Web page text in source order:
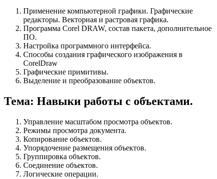
Применение компьютерной графики. Графические
редакторы. Векторная и растровая графика.
Программа Corel DRAW, состав пакета, дополнительное
ПО.
Настройка программного интерфейса.
Способы создания графического изображения в
CorelDraw
Графические примитивы.
Выделение и преобразование объектов.
Тема: Навыки работы с объектами.
Управление масштабом просмотра объектов.
Режимы просмотра документа.
Копирование объектов.
Упорядочение размещения объектов.
Группировка объектов.
Соединение объектов.
Логические операции.